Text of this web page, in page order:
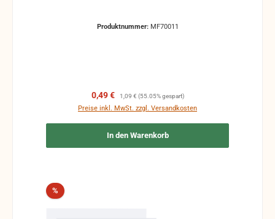
Produktnummer: MF70011
Verkaufspreis:
0,49 € Regulärer Preis:
1,09 € (55.05% gespart)
Preise inkl. MwSt. zzgl. Versandkosten
In den Warenkorb
%Rabatt